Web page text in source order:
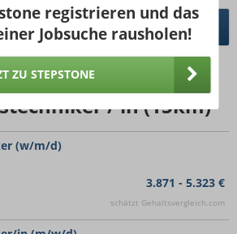
GEHALTSVERGLEICH
für
/ in (15km)
(w/m/d)
3.871 - 5.323 €
schätzt Gehaltsvergleich.com
registrieren und das
Jobsuche rausholen!
ZU STEPSTONE